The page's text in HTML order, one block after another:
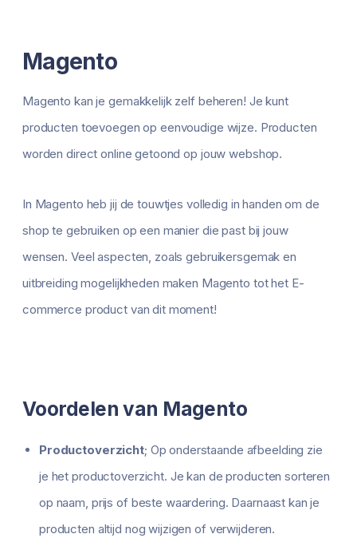
Magento
Magento kan je gemakkelijk zelf beheren! Je kunt
producten toevoegen op eenvoudige wijze. Producten
worden direct online getoond op jouw webshop.
In Magento heb jij de touwtjes volledig in handen om de
shop te gebruiken op een manier die past bij jouw
wensen. Veel aspecten, zoals gebruikersgemak en
uitbreiding mogelijkheden maken Magento tot het E-
commerce product van dit moment!
Voordelen van Magento
Productoverzicht; Op onderstaande afbeelding zie
je het productoverzicht. Je kan de producten sorteren
op naam, prijs of beste waardering. Daarnaast kan je
producten altijd nog wijzigen of verwijderen.